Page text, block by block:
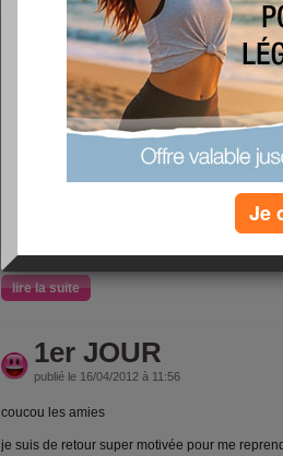
alors aujourd'hui c'est pas la grande forme j'ai
j'ai arreté les medicaments alors la douleur
sinon le moral est toujours bon je suis
grignotage et surtout pas d'envie de gateaux.
carrés de chocolat (je les garde pour le soir
comme je m'en doutais, hier je n'ai pas eu le
sur j'en fait, je quitte vers 17h15 donc rentré à
lire la suite
1er JOUR
publié le 16/04/2012 à 11:56
coucou les amies
je suis de retour super motivée pour me
Je